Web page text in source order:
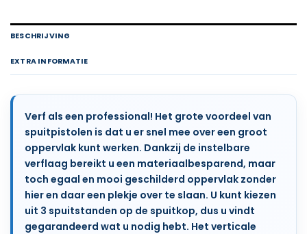
BESCHRIJVING
EXTRA INFORMATIE
Verf als een professional! Het grote voordeel van
spuitpistolen is dat u er snel mee over een groot
oppervlak kunt werken. Dankzij de instelbare
verflaag bereikt u een materiaalbesparend, maar
toch egaal en mooi geschilderd oppervlak zonder
hier en daar een plekje over te slaan. U kunt kiezen
uit 3 spuitstanden op de spuitkop, dus u vindt
gegarandeerd wat u nodig hebt. Het verticale